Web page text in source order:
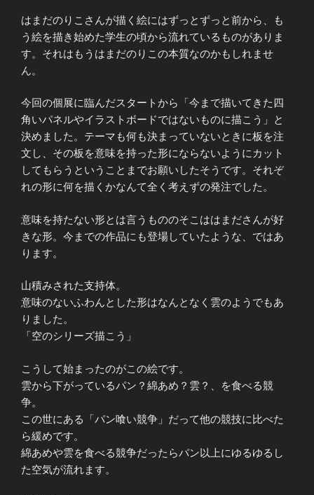
はまだのりこさんが描く絵にはずっとずっと前から、も
う絵を描き始めた学生の頃から流れているものがありま
す。それはもうはまだのりこの本質なのかもしれませ
ん。
今回の個展に臨んだスタートから「今まで描いてきた四
角いパネルやイラストボードではないものに描こう」と
決めました。テーマも何も決まっていないときに板を注
文し、その板を意味を持った形にならないようにカット
してもらうということまでお願いしたそうです。それぞ
れの形に何を描くかなんて全く考えずの発注でした。
意味を持たない形とは言うもののそこははまださんが好
きな形。今までの作品にも登場していたような、ではあ
ります。
山積みされた支持体。
意味のないふわんとした形はなんとなく雲のようでもあ
りました。
「空のシリーズ描こう」
こうして始まったのがこの絵です。
雲から下がっているパン？綿あめ？雲？、を食べる競
争。
この世にある「パン喰い競争」だって他の競技に比べた
ら緩めです。
綿あめや雲を食べる競争だったらパン以上にゆるゆるし
た空気が流れます。